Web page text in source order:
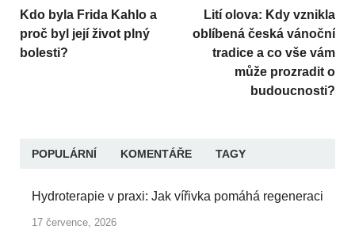
Kdo byla Frida Kahlo a
proč byl její život plný
bolesti?
Lití olova: Kdy vznikla
oblíbená česká vánoční
tradice a co vše vám
může prozradit o
budoucnosti?
POPULÁRNÍ KOMENTÁŘE TAGY
Hydroterapie v praxi: Jak vířivka pomáhá regeneraci
17 července, 2026